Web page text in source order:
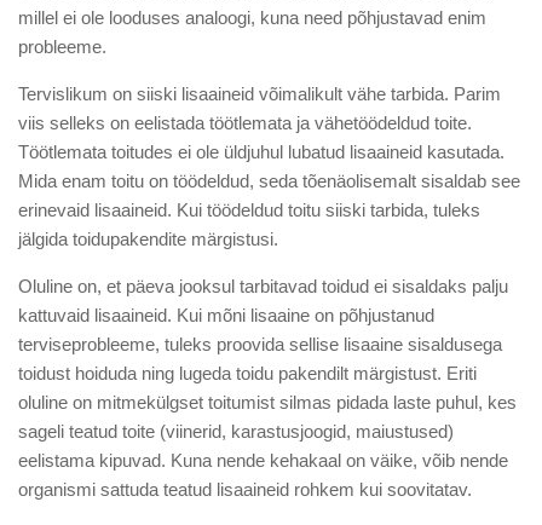
millel ei ole looduses analoogi, kuna need põhjustavad enim
probleeme.
Tervislikum on siiski lisaaineid võimalikult vähe tarbida. Parim
viis selleks on eelistada töötlemata ja vähetöödeldud toite.
Töötlemata toitudes ei ole üldjuhul lubatud lisaaineid kasutada.
Mida enam toitu on töödeldud, seda tõenäolisemalt sisaldab see
erinevaid lisaaineid. Kui töödeldud toitu siiski tarbida, tuleks
jälgida toidupakendite märgistusi.
Oluline on, et päeva jooksul tarbitavad toidud ei sisaldaks palju
kattuvaid lisaaineid. Kui mõni lisaaine on põhjustanud
terviseprobleeme, tuleks proovida sellise lisaaine sisaldusega
toidust hoiduda ning lugeda toidu pakendilt märgistust. Eriti
oluline on mitmekülgset toitumist silmas pidada laste puhul, kes
sageli teatud toite (viinerid, karastusjoogid, maiustused)
eelistama kipuvad. Kuna nende kehakaal on väike, võib nende
organismi sattuda teatud lisaaineid rohkem kui soovitatav.